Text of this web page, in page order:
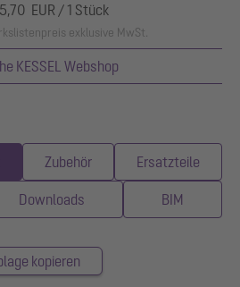
EUR / 1 Stück
exklusive MwSt.
KESSEL Webshop
Zubehör Ersatzteile
Downloads BIM
kopieren